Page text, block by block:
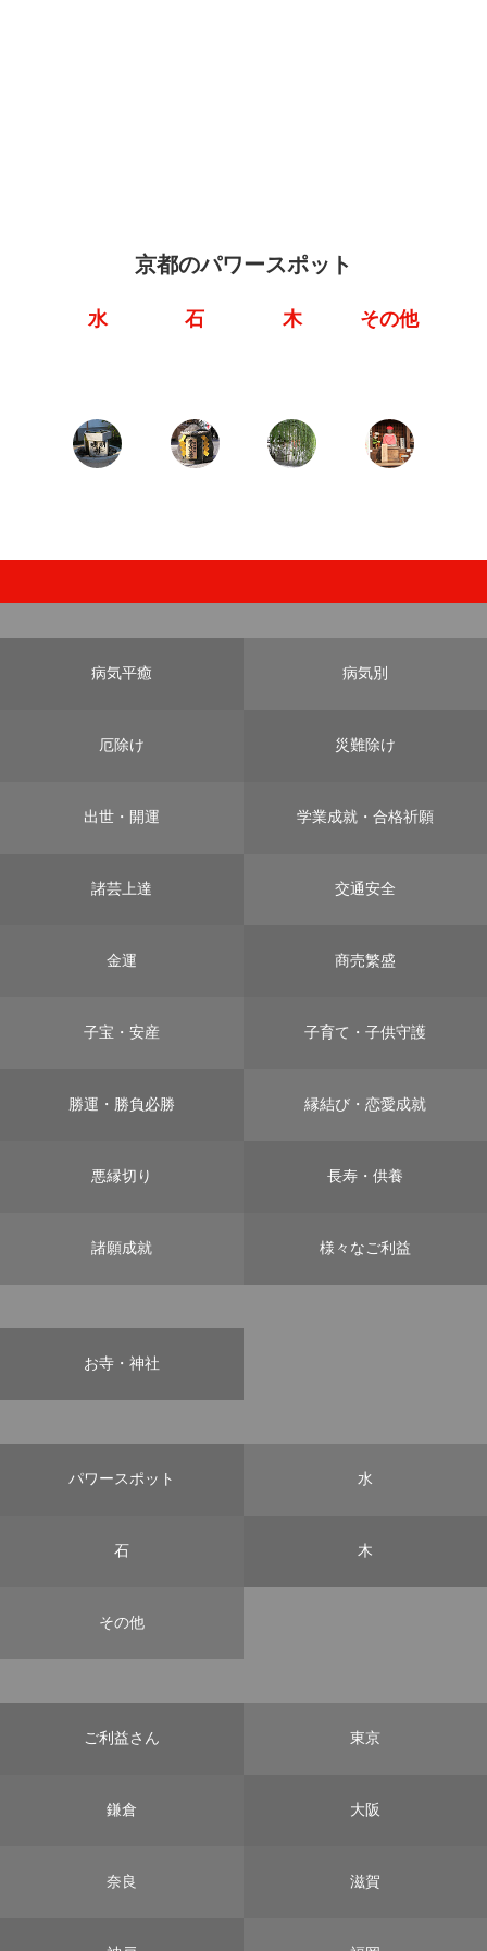
京都のパワースポット
水 石 木 その他
病気平癒 病気別
厄除け 災難除け
出世・開運 学業成就・合格祈願
諸芸上達 交通安全
金運 商売繁盛
子宝・安産 子育て・子供守護
勝運・勝負必勝 縁結び・恋愛成就
悪縁切り 長寿・供養
諸願成就 様々なご利益
お寺・神社
パワースポット 水
石 木
その他
ご利益さん 東京
鎌倉 大阪
奈良 滋賀